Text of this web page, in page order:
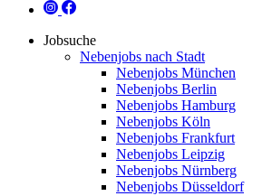
Jobsuche
Nebenjobs nach Stadt
Nebenjobs München
Nebenjobs Berlin
Nebenjobs Hamburg
Nebenjobs Köln
Nebenjobs Frankfurt
Nebenjobs Leipzig
Nebenjobs Nürnberg
Nebenjobs Düsseldorf